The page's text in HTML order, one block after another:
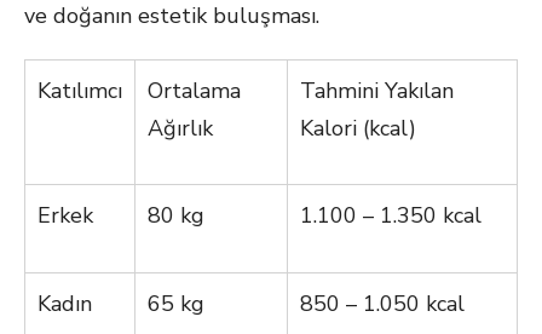
ve doğanın estetik buluşması.
Katılımcı
Ortalama
Ağırlık
Tahmini Yakılan
Kalori (kcal)
Erkek 80 kg 1.100 – 1.350 kcal
Kadın 65 kg 850 – 1.050 kcal